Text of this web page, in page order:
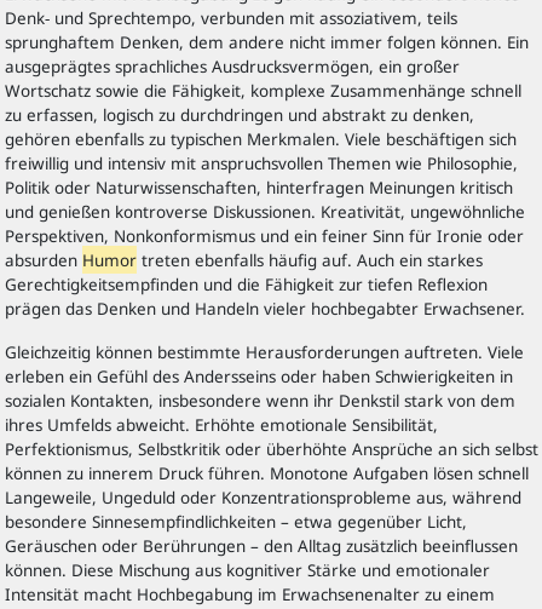
Denk‑ und Sprechtempo, verbunden mit assoziativem, teils
sprunghaftem Denken, dem andere nicht immer folgen können. Ein
ausgeprägtes sprachliches Ausdrucksvermögen, ein großer
Wortschatz sowie die Fähigkeit, komplexe Zusammenhänge schnell
zu erfassen, logisch zu durchdringen und abstrakt zu denken,
gehören ebenfalls zu typischen Merkmalen. Viele beschäftigen sich
freiwillig und intensiv mit anspruchsvollen Themen wie Philosophie,
Politik oder Naturwissenschaften, hinterfragen Meinungen kritisch
und genießen kontroverse Diskussionen. Kreativität, ungewöhnliche
Perspektiven, Nonkonformismus und ein feiner Sinn für Ironie oder
absurden Humortreten ebenfalls häufig auf. Auch ein starkes
Gerechtigkeitsempfinden und die Fähigkeit zur tiefen Reflexion
prägen das Denken und Handeln vieler hochbegabter Erwachsener.
Gleichzeitig können bestimmte Herausforderungen auftreten. Viele
erleben ein Gefühl des Andersseins oder haben Schwierigkeiten in
sozialen Kontakten, insbesondere wenn ihr Denkstil stark von dem
ihres Umfelds abweicht. Erhöhte emotionale Sensibilität,
Perfektionismus, Selbstkritik oder überhöhte Ansprüche an sich selbst
können zu innerem Druck führen. Monotone Aufgaben lösen schnell
Langeweile, Ungeduld oder Konzentrationsprobleme aus, während
besondere Sinnesempfindlichkeiten – etwa gegenüber Licht,
Geräuschen oder Berührungen – den Alltag zusätzlich beeinflussen
können. Diese Mischung aus kognitiver Stärke und emotionaler
Intensität macht Hochbegabung im Erwachsenenalter zu einem